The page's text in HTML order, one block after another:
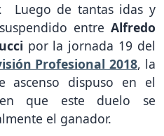
Luego de tantas idas y
entre Alfredo
por la jornada 19 del
Profesional 2018, la
ascenso dispuso en el
que este duelo se
el ganador.